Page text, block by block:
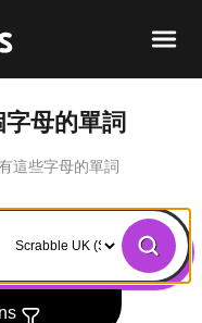
母的單詞
這些字母的單詞
Search